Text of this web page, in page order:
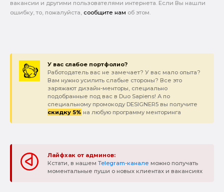
вакансии и другими пользователями интернета. Если Вы нашли
ошибку, то, пожалуйста, сообщите нам об этом.
У вас слабое портфолио?
Работодатель вас не замечает? У вас мало опыта?
Вам нужно усилить слабые стороны? Все это
заряжают дизайн-менторы, специально
подобранные под вас в Duo Sapiens! А по
специальному промокоду DESIGNER5 вы получите
скидку 5% на любую программу менторинга
Лайфхак от админов:
Кстати, в нашем Telegram-канале можно получать
моментальные пуши о новых клиентах и вакансиях